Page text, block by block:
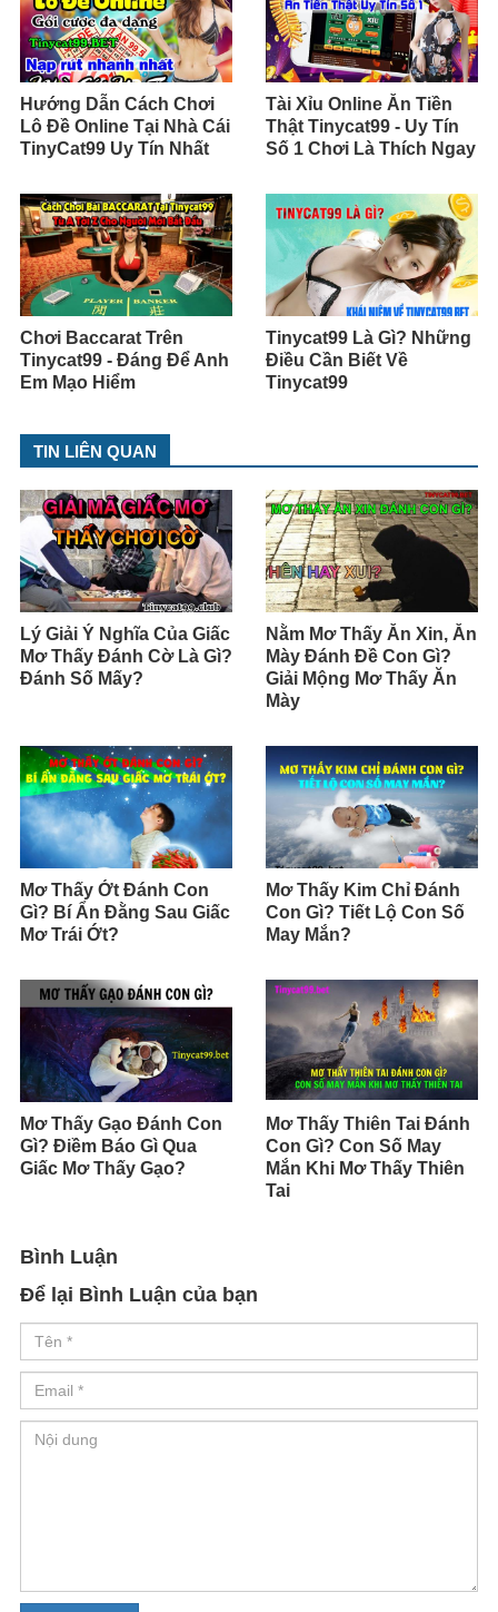
Hướng Dẫn Cách Chơi
Lô Đề Online Tại Nhà Cái
TinyCat99 Uy Tín Nhất
Tài Xỉu Online Ăn Tiền
Thật Tinycat99 - Uy Tín
Số 1 Chơi Là Thích Ngay
Chơi Baccarat Trên
Tinycat99 - Đáng Để Anh
Em Mạo Hiểm
Tinycat99 Là Gì? Những
Điều Cần Biết Về
Tinycat99
TIN LIÊN QUAN
Lý Giải Ý Nghĩa Của Giấc
Mơ Thấy Đánh Cờ Là Gì?
Đánh Số Mấy?
Nằm Mơ Thấy Ăn Xin, Ăn
Mày Đánh Đề Con Gì?
Giải Mộng Mơ Thấy Ăn
Mày
Mơ Thấy Ớt Đánh Con
Gì? Bí Ẩn Đằng Sau Giấc
Mơ Trái Ớt?
Mơ Thấy Kim Chỉ Đánh
Con Gì? Tiết Lộ Con Số
May Mắn?
Mơ Thấy Gạo Đánh Con
Gì? Điềm Báo Gì Qua
Giấc Mơ Thấy Gạo?
Mơ Thấy Thiên Tai Đánh
Con Gì? Con Số May
Mắn Khi Mơ Thấy Thiên
Tai
Bình Luận
Để lại Bình Luận của bạn